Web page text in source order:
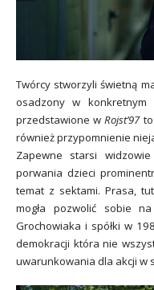
Twórcy stworzyli świetną
osadzony w
przedstawione wRojst’97to
również przypomnienie
Zapewne starsi
porwania dzieci
temat z sektami. Prasa,
mogła pozwolić sobie
Grochowiaka i spółki w
demokracji która nie
uwarunkowania dla akcji w